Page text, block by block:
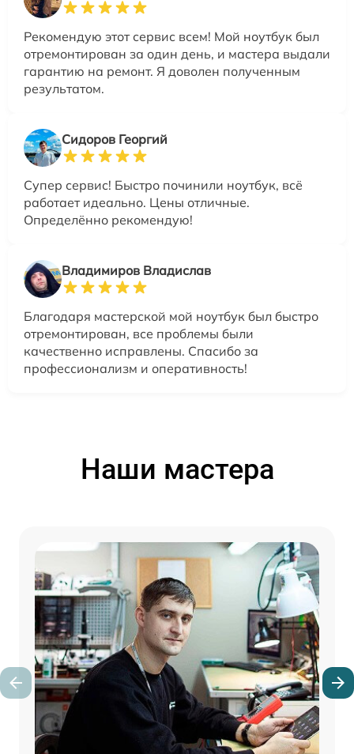
Рекомендую этот сервис всем! Мой ноутбук был
отремонтирован за один день, и мастера выдали
гарантию на ремонт. Я доволен полученным
результатом.
Сидоров Георгий
Супер сервис! Быстро починили ноутбук, всё
работает идеально. Цены отличные.
Определённо рекомендую!
Владимиров Владислав
Благодаря мастерской мой ноутбук был быстро
отремонтирован, все проблемы были
качественно исправлены. Спасибо за
профессионализм и оперативность!
Наши мастера